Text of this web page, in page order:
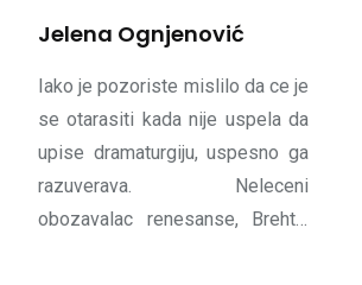
Jelena Ognjenović
Iako je pozoriste mislilo da ce je
se otarasiti kada nije uspela da
upise dramaturgiju, uspesno ga
razuverava. Neleceni
obozavalac renesanse, Brehta,